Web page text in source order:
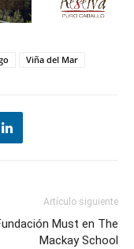
Viña del Mar
Artículo siguiente
Must en The
Mackay School